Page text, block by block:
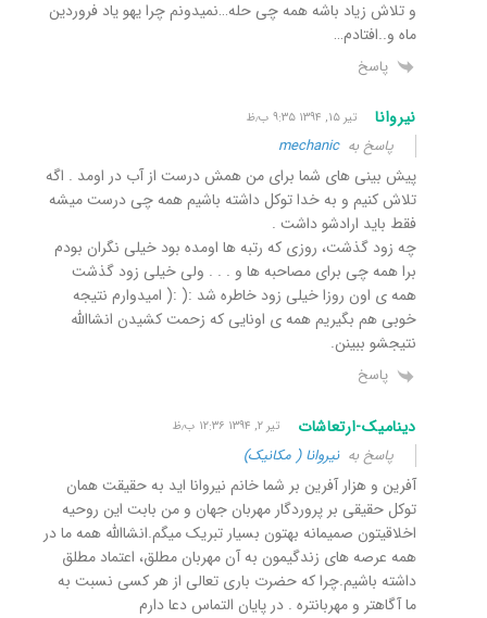
و تلاش زیاد باشه همه چی حله…نمیدونم چرا یهو یاد فروردین
ماه و..افتادم…
پاسخ
نیروانا تیر ۱۵, ۱۳۹۴ ۹:۳۵ ب٫ظ
پاسخ بهmechanic
پیش بینی های شما برای من همش درست از آب در اومد . اگه
تلاش کنیم و به خدا توکل داشته باشیم همه چی درست میشه
فقط باید ارادشو داشت .
چه زود گذشت، روزی که رتبه ها اومده بود خیلی نگران بودم
برا همه چی برای مصاحبه ها و . . . ولی خیلی زود گذشت
همه ی اون روزا خیلی زود خاطره شد :( :( امیدوارم نتیجه
خوبی هم بگیریم همه ی اونایی که زحمت کشیدن انشاالله
نتیجشو ببینن.
پاسخ
دینامیک-ارتعاشات تیر ۲, ۱۳۹۴ ۱۲:۳۶ ب٫ظ
پاسخ بهنیروانا ( مکانیک)
آفرین و هزار آفرین بر شما خانم نیروانا اید به حقیقت همان
توکل حقیقی بر پروردگار مهربان جهان و من بابت این روحیه
اخلاقیتون صمیمانه بهتون بسیار تبریک میگم.انشاالله همه ما در
همه عرصه های زندگیمون به آن مهربان مطلق، اعتماد مطلق
داشته باشیم.چرا که حضرت باری تعالی از هر کسی نسبت به
ما آگاهتر و مهربانتره . در پایان التماس دعا دارم